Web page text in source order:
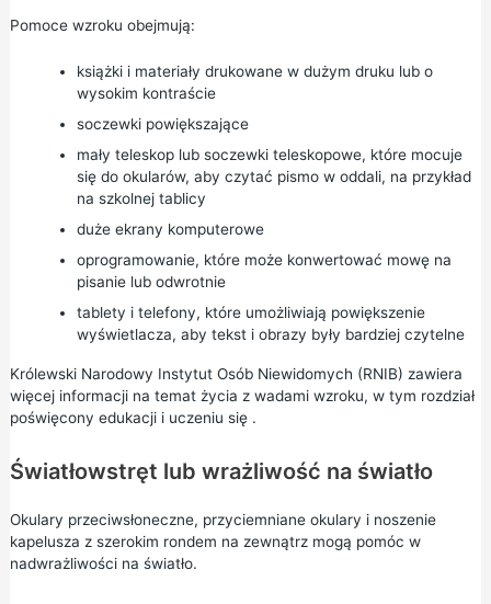
Pomoce wzroku obejmują:
książki i materiały drukowane w dużym druku lub o
wysokim kontraście
soczewki powiększające
mały teleskop lub soczewki teleskopowe, które mocuje
się do okularów, aby czytać pismo w oddali, na przykład
na szkolnej tablicy
duże ekrany komputerowe
oprogramowanie, które może konwertować mowę na
pisanie lub odwrotnie
tablety i telefony, które umożliwiają powiększenie
wyświetlacza, aby tekst i obrazy były bardziej czytelne
Królewski Narodowy Instytut Osób Niewidomych (RNIB) zawiera
więcej informacji na temat życia z wadami wzroku, w tym rozdział
poświęcony edukacji i uczeniu się.
Światłowstręt lub wrażliwość na światło
Okulary przeciwsłoneczne, przyciemniane okulary i noszenie
kapelusza z szerokim rondem na zewnątrz mogą pomóc w
nadwrażliwości na światło.